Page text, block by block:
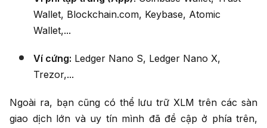
Wallet, Blockchain.com, Keybase, Atomic
Wallet,...
Ví cứng: Ledger Nano S, Ledger Nano X,
Trezor,...
Ngoài ra, bạn cũng có thể lưu trữ XLM trên các sàn
giao dịch lớn và uy tín mình đã đề cập ở phía trên,